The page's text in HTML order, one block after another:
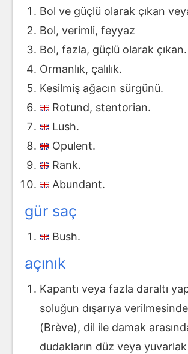
Bol ve güçlü olarak çıkan
Bol, verimli, feyyaz
Bol, fazla, güçlü olarak çıkan.
Ormanlık, çalılık.
Kesilmiş ağacın sürgünü.
Rotund, stentorian.
Lush.
Opulent.
Rank.
Abundant.
gür saç
Bush.
açınık
Kapantı veya fazla daraltı
soluğun dışarıya
(Brève), dil ile damak
dudakların düz veya